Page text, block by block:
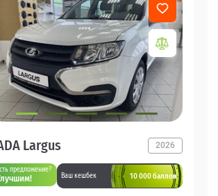
Largus 2026
предложение?
Ваш кешбек 10 000 баллов